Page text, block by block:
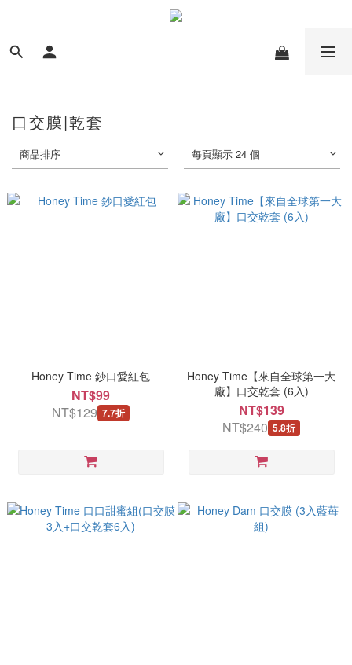
口交膜|乾套
商品排序 每頁顯示 24 個
Honey Time 鈔口愛紅包
NT$99
NT$129 7.7折
Honey Time【來自全球第一大
廠】口交乾套 (6入)
NT$139
NT$240 5.8折